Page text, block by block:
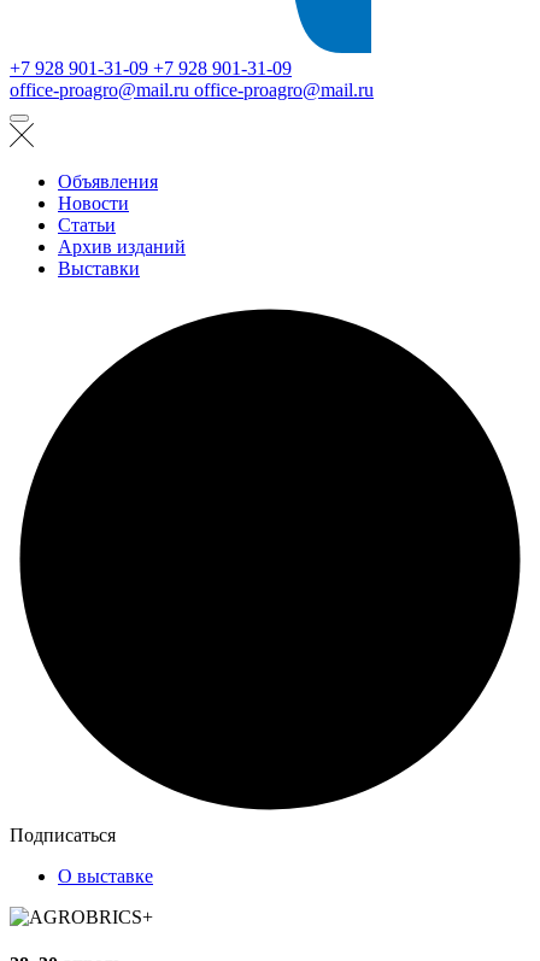
+7 928 901-31-09 +7 928 901-31-09
office-proagro@mail.ru office-proagro@mail.ru
Объявления
Новости
Статьи
Архив изданий
Выставки
Подписаться
О выставке